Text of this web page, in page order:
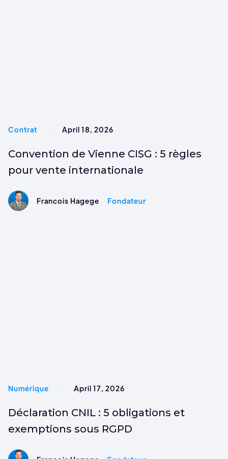
Contrat April 18, 2026
Convention de Vienne CISG : 5 règles
pour vente internationale
Francois Hagege Fondateur
Numérique April 17, 2026
Déclaration CNIL : 5 obligations et
exemptions sous RGPD